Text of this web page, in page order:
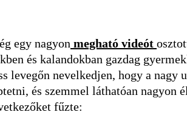
egy nagyon megható videót
és kalandokban gazdag
levegőn nevelkedjen, hogy a nagy
és szemmel láthatóan nagyon
fűzte: